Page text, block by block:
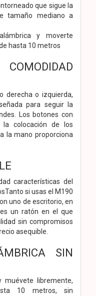
que sigue la
tamaño mediano a
y moverte
hasta 10 metros
derecha o izquierda,
para seguir la
Los botones con
la colocación de los
la mano proporciona
características del
si usas el M190
uno de escritorio, en
un ratón en el que
sin compromisos
asequible.
SIN
muévete libremente,
10 metros, sin